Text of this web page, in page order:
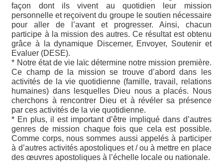
façon dont ils vivent au quotidien leur mission
personnelle et reçoivent du groupe le soutien nécessaire
pour aller de l’avant et progresser. Ainsi, chacun
participe à la mission des autres. Ce résultat est obtenu
grâce à la dynamique Discerner, Envoyer, Soutenir et
Evaluer (DESE).
* Notre état de vie laïc détermine notre mission première.
Ce champ de la mission se trouve d’abord dans les
activités de la vie quotidienne (famille, travail, relations
humaines) dans lesquelles Dieu nous a placés. Nous
cherchons à rencontrer Dieu et à révéler sa présence
par ces activités de la vie quotidienne.
* En plus, il est important d’être impliqué dans d’autres
genres de mission chaque fois que cela est possible.
Comme corps, nous sommes aussi appelés à participer
à d’autres activités apostoliques et / ou à mettre en place
des œuvres apostoliques à l’échelle locale ou nationale.